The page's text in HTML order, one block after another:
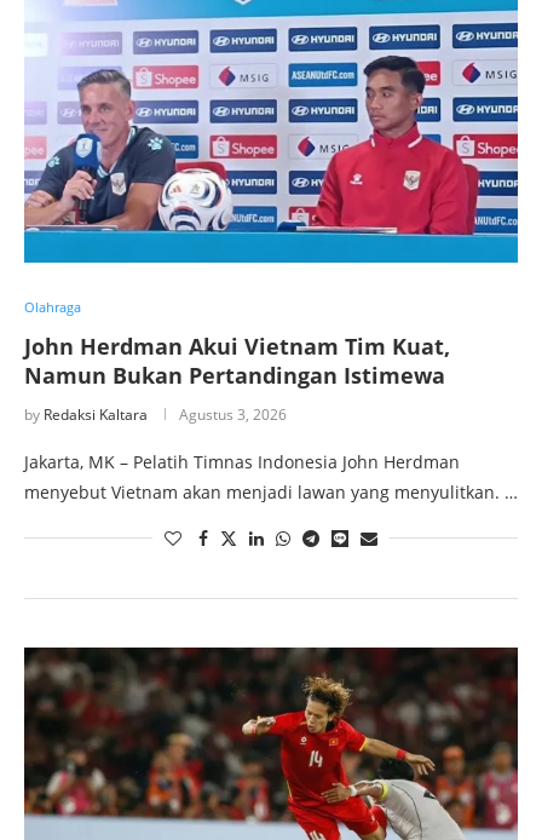
Olahraga
John Herdman Akui Vietnam Tim Kuat,
Namun Bukan Pertandingan Istimewa
by Redaksi Kaltara Agustus 3, 2026
Jakarta, MK – Pelatih Timnas Indonesia John Herdman
menyebut Vietnam akan menjadi lawan yang menyulitkan. …